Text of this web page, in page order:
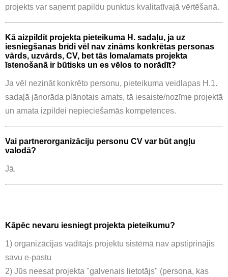
projekts var saņemt papildu punktus kvalitatīvajā vērtēšanā.
Kā aizpildīt projekta pieteikuma H. sadaļu, ja uz
iesniegšanas brīdi vēl nav zināms konkrētas personas
vārds, uzvārds, CV, bet tās loma/amats projekta
īstenošanā ir būtisks un es vēlos to norādīt?
Ja vēl nezināt konkrēto personu, pieteikuma veidlapas H.1.
sadaļā jānorāda plānotais amats, tā iesaiste/nozīme projektā
un amata izpildei nepieciešamās kompetences.
Vai partnerorganizāciju personu CV var būt angļu
valodā?
Jā.
Kāpēc nevaru iesniegt projekta pieteikumu?
1) organizācijas vadītājs projektu sistēmā nav apstiprinājis
savu e-pastu
2) Jūs neesat projekta "galvenais lietotājs" (persona, kas